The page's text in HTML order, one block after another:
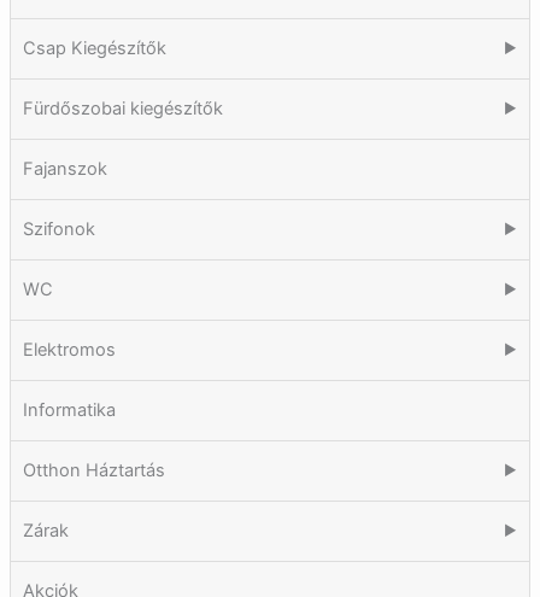
Csap Kiegészítők ▶
Fürdőszobai kiegészítők ▶
Fajanszok
Szifonok ▶
WC ▶
Elektromos ▶
Informatika
Otthon Háztartás ▶
Zárak ▶
Akciók